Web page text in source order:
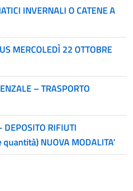
INVERNALI O CATENE A
MERCOLEDÌ 22 OTTOBRE
– TRASPORTO
RIFIUTI
NUOVA MODALITA’